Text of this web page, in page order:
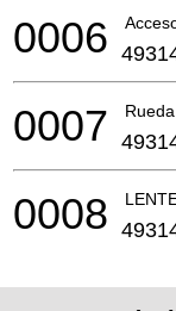
0006
Rueda
0007
0008